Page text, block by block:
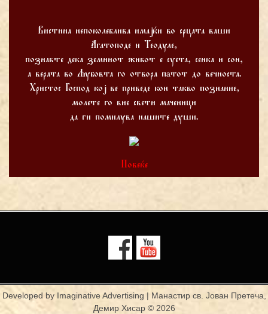
Вистина непоколеблива имајќи во срцата ваши
Агатоподе и Теодуле,
познавте дека земниот живот е суета, сенка и сон,
а верата во Љубовта го отвора пaтот до вечноста.
Христос Господ кој ве приведе кон такво познание,
молете го вие свети маченици
да ги помилува нашите души.
Повеќе
Developed by Imaginative Advertising | Манастир св. Јован Претеча,
Демир Хисар © 2026